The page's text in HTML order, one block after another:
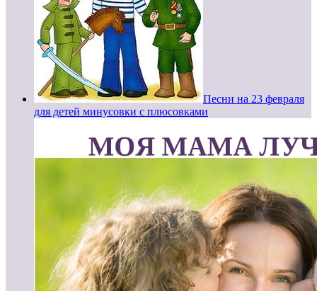
Песни на 23 февраля
для детей минусовки с плюсовками